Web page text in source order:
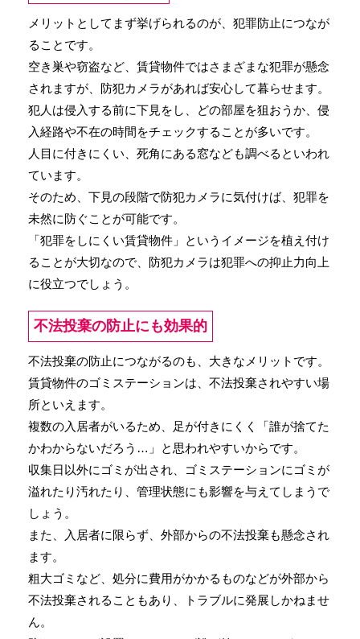
メリットとしてまず挙げられるのが、犯罪防止につなが
ることです。
空き巣や窃盗など、賃貸物件ではさまざまな犯罪が懸念
されますが、防犯カメラがあれば安心して暮らせます。
犯人は侵入する前に下見をし、どの部屋を狙おうか、侵
入経路や不在の時間をチェックすることが多いです。
人目に付きにくい、死角にある窓なども調べるといわれ
ています。
そのため、下見の段階で防犯カメラに気付けば、犯罪を
未然に防ぐことが可能です。
「犯罪をしにくい賃貸物件」というイメージを植え付け
ることが大切なので、防犯カメラは犯罪への抑止力向上
に役立つでしょう。
不法投棄の防止にも効果的
不法投棄の防止につながるのも、大きなメリットです。
賃貸物件のゴミステーションは、不法投棄されやすい場
所といえます。
複数の入居者がいるため、足が付きにくく「誰が捨てた
かわからないだろう…」と思われやすいからです。
収集日以外にゴミが出され、ゴミステーションにゴミが
溢れたり汚れたり、管理状態にも影響を与えてしまうで
しょう。
また、入居者に限らず、外部からの不法投棄も懸念され
ます。
粗大ゴミなど、処分に費用がかかるものなどが外部から
不法投棄されることもあり、トラブルに発展しかねませ
ん。